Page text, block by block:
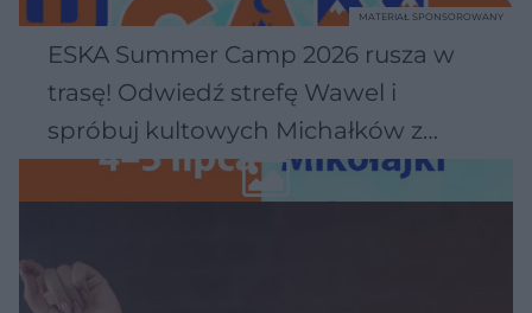
ESKA Summer Camp 2026 rusza w
trasę! Odwiedź strefę Wawel i
spróbuj kultowych Michałków z
Wawelu
MATERIAŁ SPONSOROWANY